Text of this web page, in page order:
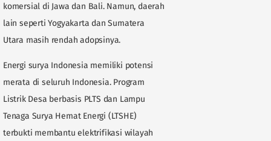
komersial di Jawa dan Bali. Namun, daerah
lain seperti Yogyakarta dan Sumatera
Utara masih rendah adopsinya.
Energi surya Indonesia memiliki potensi
merata di seluruh Indonesia. Program
Listrik Desa berbasis PLTS dan Lampu
Tenaga Surya Hemat Energi (LTSHE)
terbukti membantu elektrifikasi wilayah